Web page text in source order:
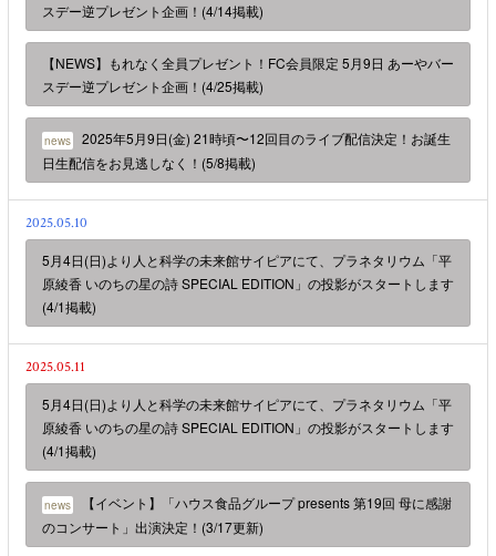
スデー逆プレゼント企画！(4/14掲載)
【NEWS】もれなく全員プレゼント！FC会員限定 5月9日 あーやバー
スデー逆プレゼント企画！(4/25掲載)
news
2025年5月9日(金) 21時頃〜12回目のライブ配信決定！お誕生
日生配信をお見逃しなく！(5/8掲載)
2025.05.10
5月4日(日)より人と科学の未来館サイピアにて、プラネタリウム「平
原綾香 いのちの星の詩 SPECIAL EDITION」の投影がスタートします
(4/1掲載)
2025.05.11
5月4日(日)より人と科学の未来館サイピアにて、プラネタリウム「平
原綾香 いのちの星の詩 SPECIAL EDITION」の投影がスタートします
(4/1掲載)
news
【イベント】「ハウス食品グループ presents 第19回 母に感謝
のコンサート」出演決定！(3/17更新)